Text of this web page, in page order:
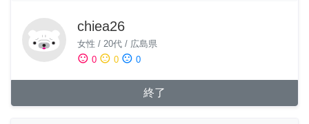
chiea26
女性 / 20代 / 広島県
sentiment_satisfied 0 sentiment_neutral 0 sentiment_dissatisfied 0
終了